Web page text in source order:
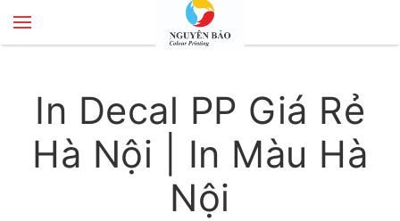
Skip to main content
In Decal PP Giá Rẻ
Hà Nội | In Màu Hà
Nội